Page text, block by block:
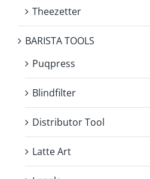
Theezetter
BARISTA TOOLS
Puqpress
Blindfilter
Distributor Tool
Latte Art